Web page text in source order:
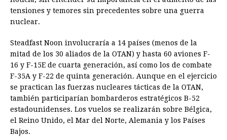
tensiones y temores sin precedentes sobre una guerra
nuclear.
Steadfast Noon involucraría a 14 países (menos de la
mitad de los 30 aliados de la OTAN) y hasta 60 aviones F-
16 y F-15E de cuarta generación, así como los de combate
F-35A y F-22 de quinta generación. Aunque en el ejercicio
se practican las fuerzas nucleares tácticas de la OTAN,
también participarían bombarderos estratégicos B-52
estadounidenses. Los vuelos se realizarán sobre Bélgica,
el Reino Unido, el Mar del Norte, Alemania y los Países
Bajos.